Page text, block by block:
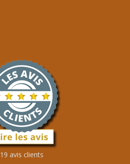
19 avis clients